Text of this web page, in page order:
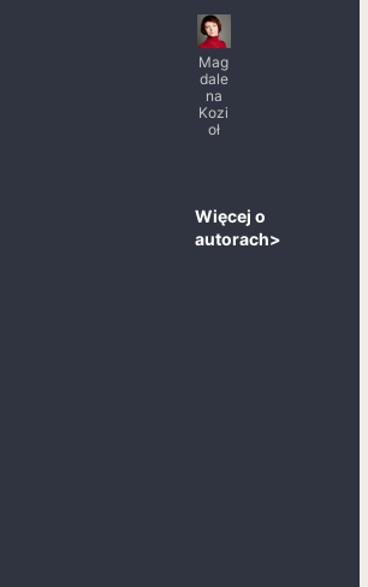
Mag
dale
na
Kozi
oł
Więcej o
autorach>